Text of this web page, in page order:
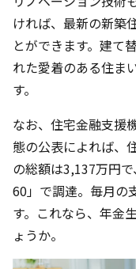
ければ、最新の新築
とができます。建て
れた愛着のある住ま
す。
なお、住宅金融支援
態の公表によれば、
の総額は3,137万円
60」で調達。毎月の
す。これなら、年金
ょうか。